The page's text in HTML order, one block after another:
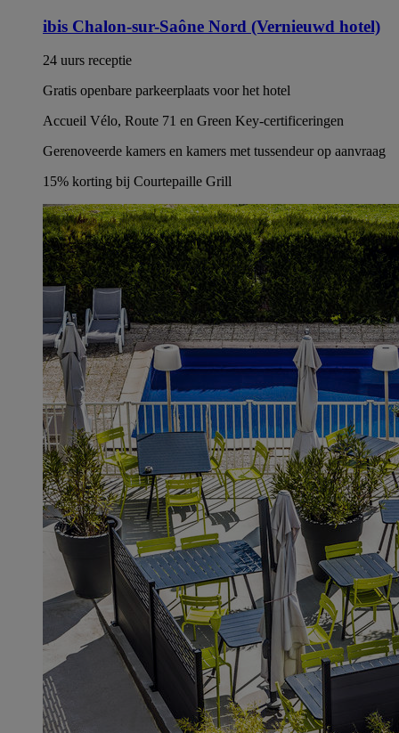
ibis Chalon-sur-Saône Nord (Vernieuwd hotel)
24 uurs receptie
Gratis openbare parkeerplaats voor het hotel
Accueil Vélo, Route 71 en Green Key-certificeringen
Gerenoveerde kamers en kamers met tussendeur op aanvraag
15% korting bij Courtepaille Grill